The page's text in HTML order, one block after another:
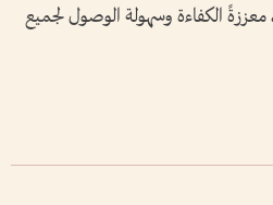
معززةً الكفاءة وسهولة الوصول لجميع